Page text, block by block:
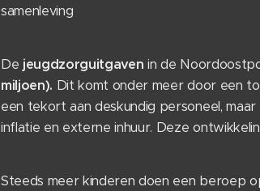
samenleving
De jeugdzorguitgaven in de
miljoen). Dit komt onder meer door een
een tekort aan deskundig personeel,
inflatie en externe inhuur. Deze
Steeds meer kinderen doen een beroep